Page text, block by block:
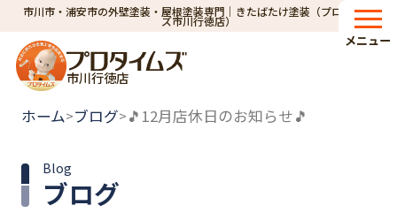
市川市・浦安市の外壁塗装・屋根塗装専門｜きたばたけ塗装（プロタイム
ズ市川行徳店）
市川行徳店
メニュー
ホーム>ブログ>🎵12月店休日のお知らせ🎵
ブログ
Blog